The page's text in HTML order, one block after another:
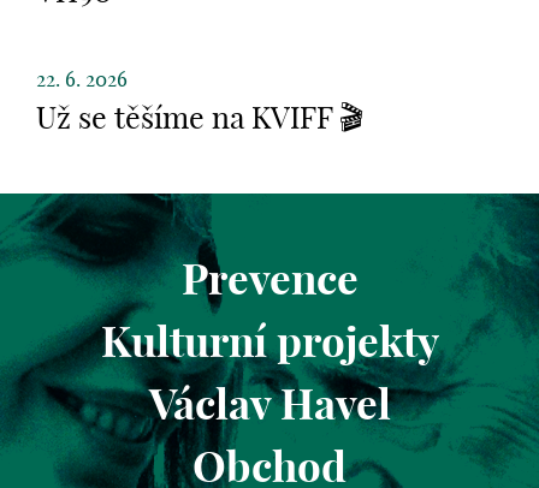
22. 6. 2026
Už se těšíme na KVIFF 🎬
Prevence
Kulturní projekty
Václav Havel
Obchod